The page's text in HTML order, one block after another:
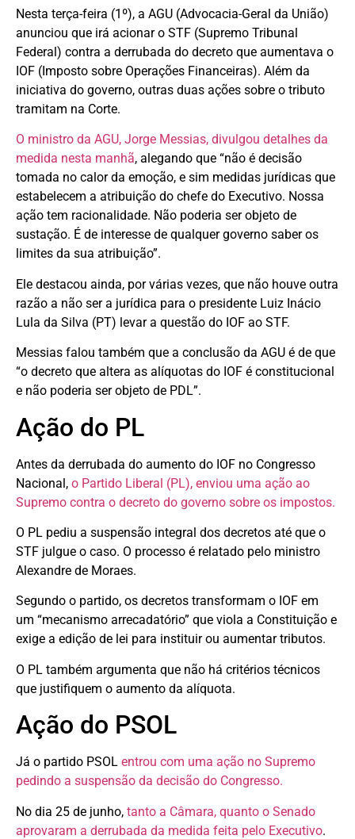
Nesta terça-feira (1º), a AGU (Advocacia-Geral da União)
anunciou que irá acionar o STF (Supremo Tribunal
Federal) contra a derrubada do decreto que aumentava o
IOF (Imposto sobre Operações Financeiras). Além da
iniciativa do governo, outras duas ações sobre o tributo
tramitam na Corte.
O ministro da AGU, Jorge Messias, divulgou detalhes da
medida nesta manhã, alegando que “não é decisão
tomada no calor da emoção, e sim medidas jurídicas que
estabelecem a atribuição do chefe do Executivo. Nossa
ação tem racionalidade. Não poderia ser objeto de
sustação. É de interesse de qualquer governo saber os
limites da sua atribuição”.
Ele destacou ainda, por várias vezes, que não houve outra
razão a não ser a jurídica para o presidente Luiz Inácio
Lula da Silva (PT) levar a questão do IOF ao STF.
Messias falou também que a conclusão da AGU é de que
“o decreto que altera as alíquotas do IOF é constitucional
e não poderia ser objeto de PDL”.
Ação do PL
Antes da derrubada do aumento do IOF no Congresso
Nacional, o Partido Liberal (PL), enviou uma ação ao
Supremo contra o decreto do governo sobre os impostos.
O PL pediu a suspensão integral dos decretos até que o
STF julgue o caso. O processo é relatado pelo ministro
Alexandre de Moraes.
Segundo o partido, os decretos transformam o IOF em
um “mecanismo arrecadatório” que viola a Constituição e
exige a edição de lei para instituir ou aumentar tributos.
O PL também argumenta que não há critérios técnicos
que justifiquem o aumento da alíquota.
Ação do PSOL
Já o partido PSOL entrou com uma ação no Supremo
pedindo a suspensão da decisão do Congresso.
No dia 25 de junho, tanto a Câmara, quanto o Senado
aprovaram a derrubada da medida feita pelo Executivo.